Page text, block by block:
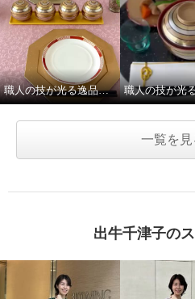
職人の技が光る逸品「宝独楽」のてまり蓋付き小鉢
一覧を見
出牛千津子の